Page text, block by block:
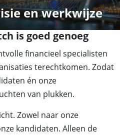
en werkwijze
is goed genoeg
financieel specialisten
terechtkomen. Zodat
én onze
van plukken.
Zowel naar onze
kandidaten. Alleen de